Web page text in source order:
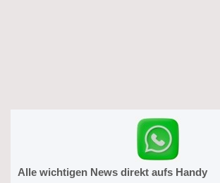
Alle wichtigen News direkt aufs Handy